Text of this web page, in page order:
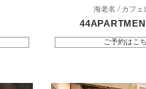
海老名 / カフェ
ご予約はこ